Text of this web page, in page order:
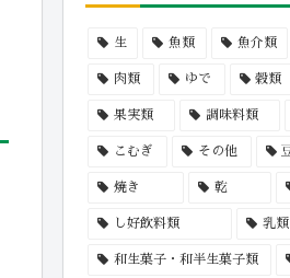
生 魚類 魚介類
肉類 ゆで 穀類
果実類 調味料類
こむぎ その他
焼き 乾
し好飲料類 乳類
和生菓子・和半生菓子類